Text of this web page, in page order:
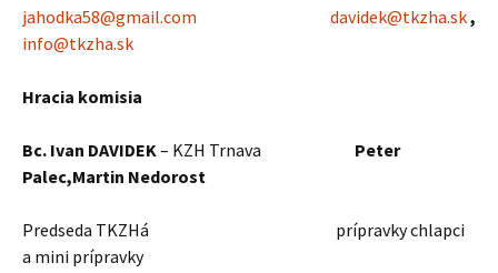
jahodka58@gmail.com davidek@tkzha.sk,
info@tkzha.sk
Hracia komisia
Bc. Ivan DAVIDEK– KZH Trnava Peter
Palec,Martin Nedorost
Predseda TKZHá prípravky chlapci
a mini prípravky